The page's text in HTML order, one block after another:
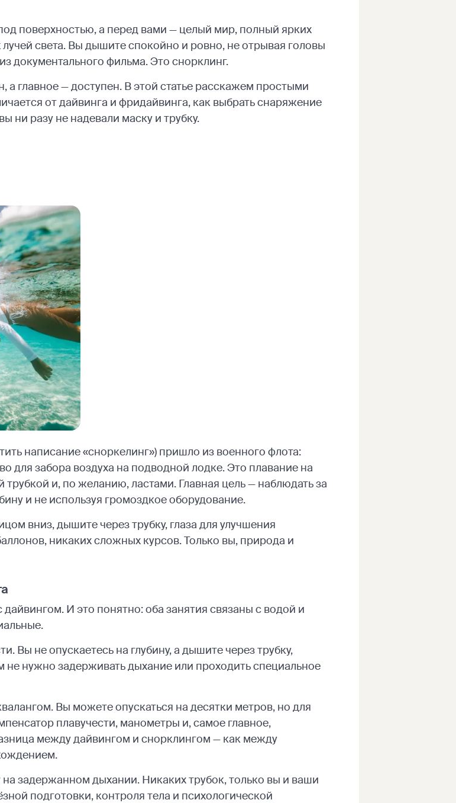
поверхностью, а перед вами — целый мир, полный ярких
света. Вы дышите спокойно и ровно, не отрывая головы
документального фильма. Это снорклинг.
а главное — доступен. В этой статье расскажем простыми
от дайвинга и фридайвинга, как выбрать снаряжение
ни разу не надевали маску и трубку.
написание «сноркелинг») пришло из военного флота:
для забора воздуха на подводной лодке. Это плавание на
и, по желанию, ластами. Главная цель — наблюдать за
и не используя громоздкое оборудование.
вниз, дышите через трубку, глаза для улучшения
никаких сложных курсов. Только вы, природа и
И это понятно: оба занятия связаны с водой и
Вы не опускаетесь на глубину, а дышите через трубку,
не нужно задерживать дыхание или проходить специальное
Вы можете опускаться на десятки метров, но для
плавучести, манометры и, самое главное,
между дайвингом и снорклингом — как между
задержанном дыхании. Никаких трубок, только вы и ваши
подготовки, контроля тела и психологической